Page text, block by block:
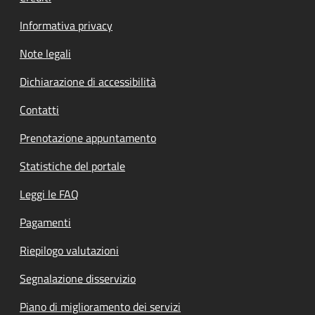
Informativa privacy
Note legali
Dichiarazione di accessibilità
Contatti
Prenotazione appuntamento
Statistiche del portale
Leggi le FAQ
Pagamenti
Riepilogo valutazioni
Segnalazione disservizio
Piano di miglioramento dei servizi